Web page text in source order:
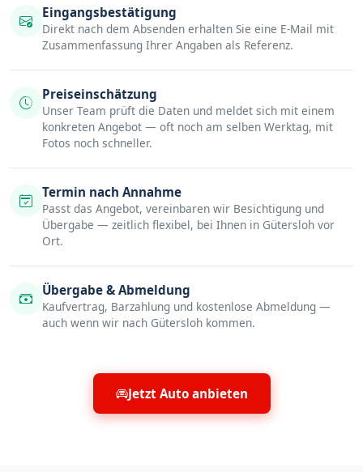
Eingangsbestätigung
Direkt nach dem Absenden erhalten Sie eine E-Mail mit
Zusammenfassung Ihrer Angaben als Referenz.
Preiseinschätzung
Unser Team prüft die Daten und meldet sich mit einem
konkreten Angebot — oft noch am selben Werktag, mit
Fotos noch schneller.
Termin nach Annahme
Passt das Angebot, vereinbaren wir Besichtigung und
Übergabe — zeitlich flexibel, bei Ihnen in Gütersloh vor
Ort.
Übergabe & Abmeldung
Kaufvertrag, Barzahlung und kostenlose Abmeldung —
auch wenn wir nach Gütersloh kommen.
Jetzt Auto anbieten